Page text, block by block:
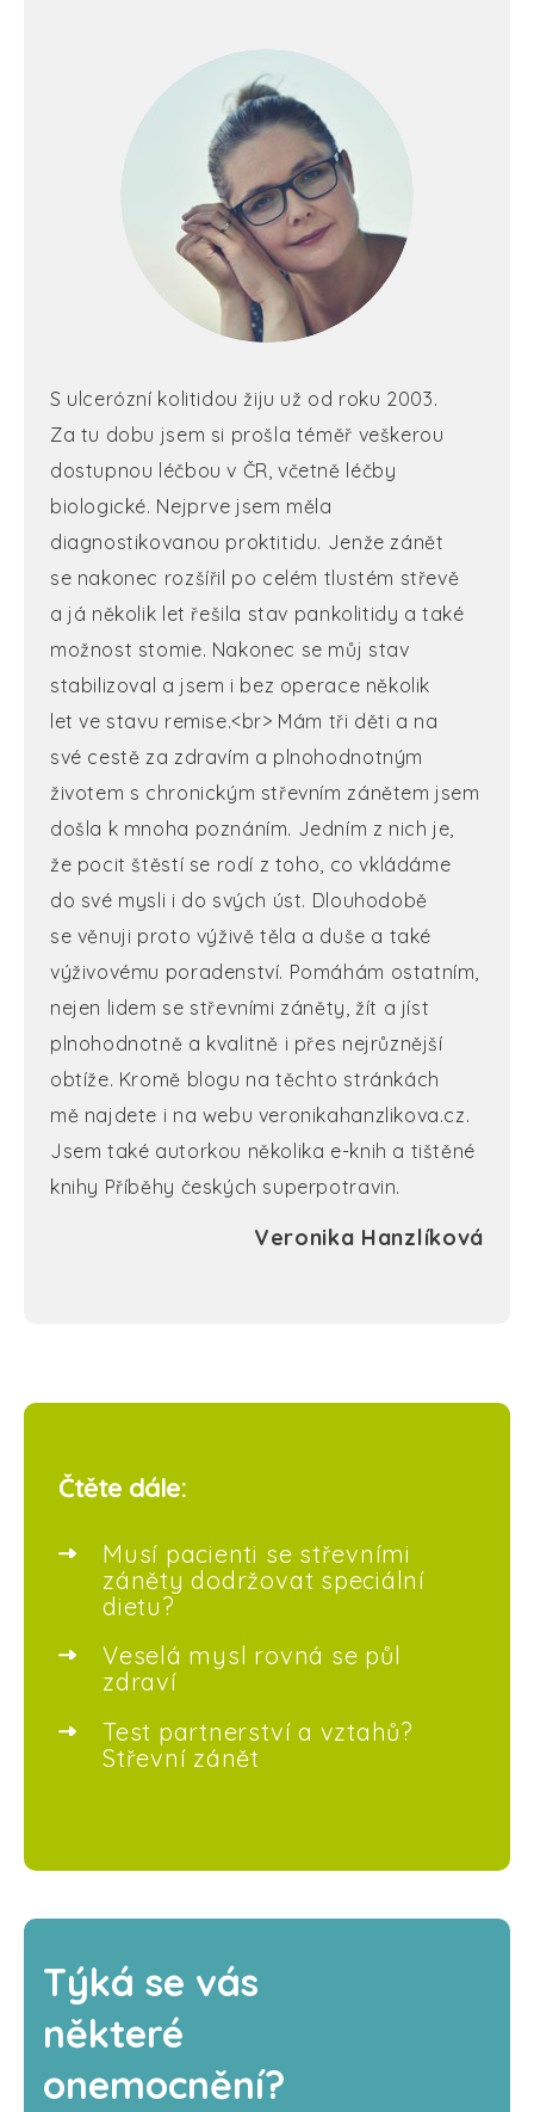
S ulcerózní kolitidou žiju už od roku 2003.
Za tu dobu jsem si prošla téměř veškerou
dostupnou léčbou v ČR, včetně léčby
biologické. Nejprve jsem měla
diagnostikovanou proktitidu. Jenže zánět
se nakonec rozšířil po celém tlustém střevě
a já několik let řešila stav pankolitidy a také
možnost stomie. Nakonec se můj stav
stabilizoval a jsem i bez operace několik
let ve stavu remise.<br> Mám tři děti a na
své cestě za zdravím a plnohodnotným
životem s chronickým střevním zánětem jsem
došla k mnoha poznáním. Jedním z nich je,
že pocit štěstí se rodí z toho, co vkládáme
do své mysli i do svých úst. Dlouhodobě
se věnuji proto výživě těla a duše a také
výživovému poradenství. Pomáhám ostatním,
nejen lidem se střevními záněty, žít a jíst
plnohodnotně a kvalitně i přes nejrůznější
obtíže. Kromě blogu na těchto stránkách
mě najdete i na webu veronikahanzlikova.cz.
Jsem také autorkou několika e-knih a tištěné
knihy Příběhy českých superpotravin.
Veronika Hanzlíková
Čtěte dále:
Musí pacienti se střevními
záněty dodržovat speciální
dietu?
Veselá mysl rovná se půl
zdraví
Test partnerství a vztahů?
Střevní zánět
Týká se vás
některé
onemocnění?